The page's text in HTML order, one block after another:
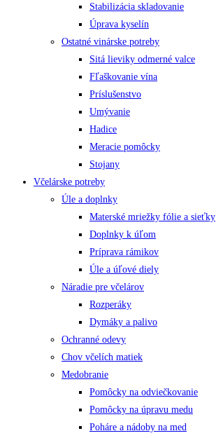
Stabilizácia skladovanie
Úprava kyselín
Ostatné vinárske potreby
Sitá lieviky odmerné valce
Fľaškovanie vína
Príslušenstvo
Umývanie
Hadice
Meracie pomôcky
Stojany
Včelárske potreby
Úle a doplnky
Materské mriežky fólie a sieťky
Doplnky k úľom
Príprava rámikov
Úle a úľové diely
Náradie pre včelárov
Rozperáky
Dymáky a palivo
Ochranné odevy
Chov včelích matiek
Medobranie
Pomôcky na odviečkovanie
Pomôcky na úpravu medu
Poháre a nádoby na med